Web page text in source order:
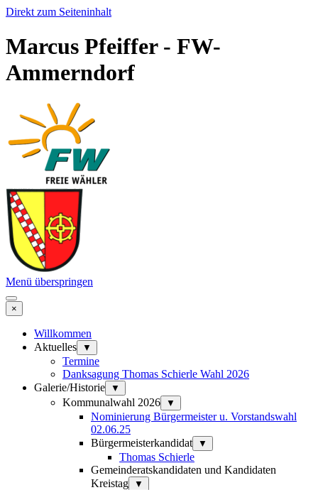
Direkt zum Seiteninhalt
Marcus Pfeiffer - FW-
Ammerndorf
Menü überspringen
×
Willkommen
Aktuelles
▼
Termine
Danksagung Thomas Schierle Wahl 2026
Galerie/Historie
▼
Kommunalwahl 2026 ▼
Nominierung Bürgermeister u. Vorstandswahl
02.06.25
Bürgermeisterkandidat
▼
Thomas Schierle
Gemeinderatskandidaten und Kandidaten
Kreistag
▼